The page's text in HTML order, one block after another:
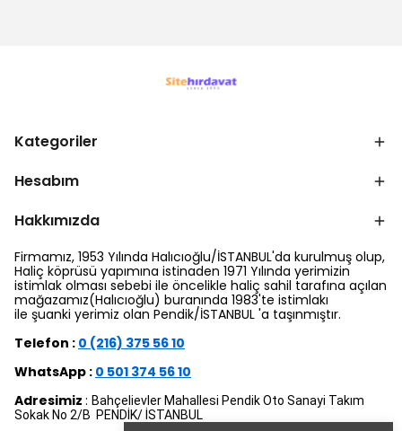
Kategoriler
Hesabım
Hakkımızda
Firmamız, 1953 Yılında Halıcıoğlu/İSTANBUL'da kurulmuş olup,
Haliç köprüsü yapımına istinaden 1971 Yılında yerimizin
istimlak olması sebebi ile öncelikle haliç sahil tarafına açılan
mağazamız(Halıcıoğlu) buranında 1983'te istimlakı
ile şuanki yerimiz olan Pendik/İSTANBUL 'a taşınmıştır.
Telefon : 0 (216) 375 56 10
WhatsApp : 0 501 374 56 10
Adresimiz : Bahçelievler Mahallesi Pendik Oto Sanayi Takım
Sokak No 2/B PENDİK/ İSTANBUL